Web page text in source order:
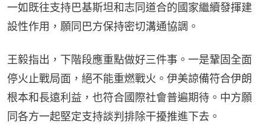
一如既往支持巴基斯坦和志同道合的國家繼續發揮建
設性作用，願同巴方保持密切溝通協調。
王毅指出，下階段應重點做好三件事。一是鞏固全面
停火止戰局面，絕不能重燃戰火。伊美諒備符合伊朗
根本和長遠利益，也符合國際社會普遍期待。中方願
同各方一起堅定支持談判排除干擾推進下去。